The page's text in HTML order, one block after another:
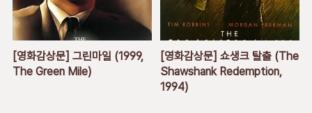
[영화감상문] 그린마일 (1999,
The Green Mile)
[영화감상문] 쇼생크 탈출 (The
Shawshank Redemption,
1994)